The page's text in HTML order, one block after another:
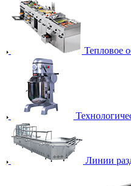
Тепловое
Линии